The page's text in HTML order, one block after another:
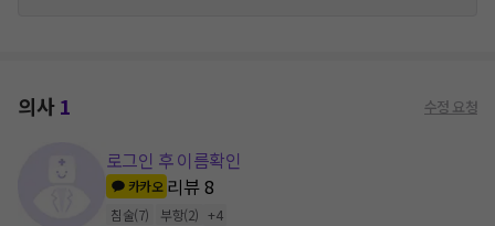
의사1 수정 요청
로그인 후 이름확인
카카오 리뷰8
침술(7) 부항(2) +4